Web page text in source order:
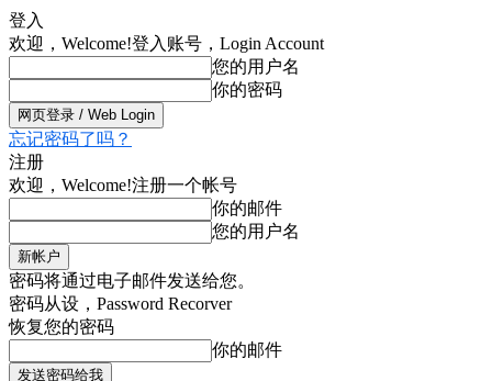
登入
欢迎，Welcome!登入账号，Login Account
您的用户名
你的密码
忘记密码了吗？
注册
欢迎，Welcome!注册一个帐号
你的邮件
您的用户名
密码将通过电子邮件发送给您。
密码从设，Password Recorver
恢复您的密码
你的邮件